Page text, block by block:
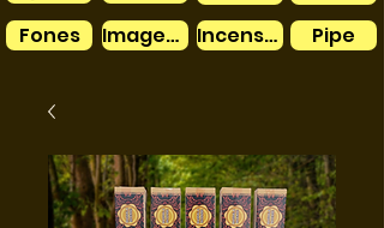
Fones
Imagens
Incensos
Pipe